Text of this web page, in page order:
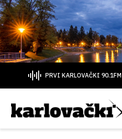
PRVI KARLOVAČKI 90.1FM